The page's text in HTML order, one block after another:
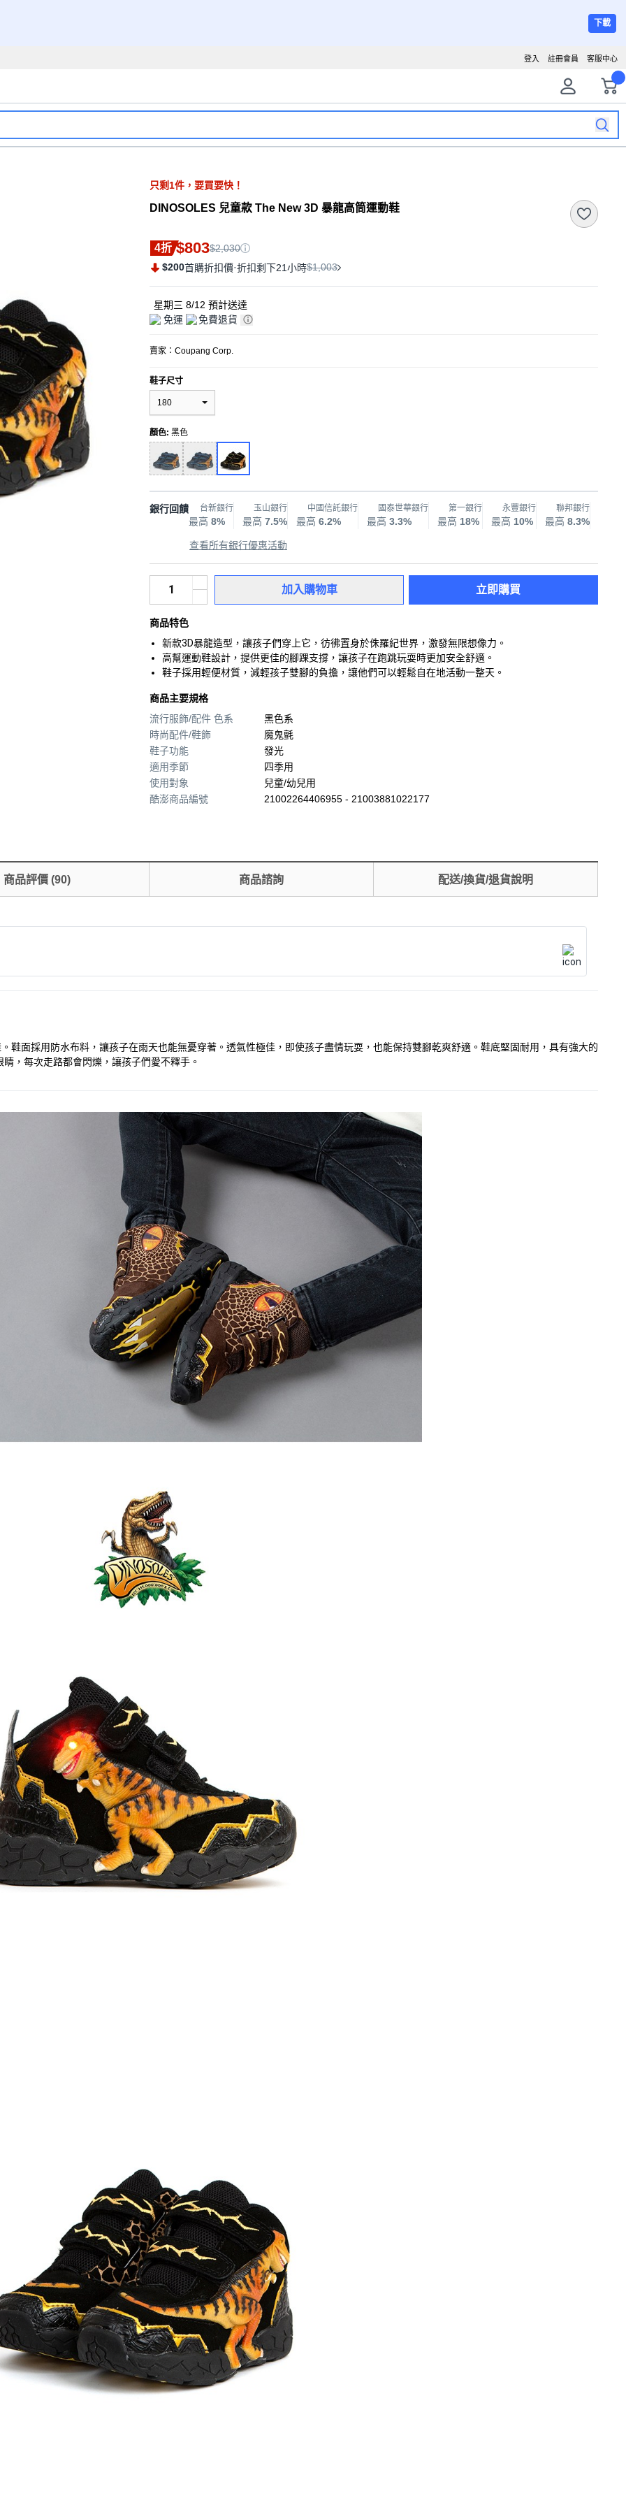
下載
客服中心
註冊會員
登入
只剩1件， 要買要快！
DINOSOLES 兒童款 The New 3D 暴龍高筒運動鞋
4折 $803$2,030
$200首購折扣價·折扣剩下21小時$1,003
星期三 8/12 預計送達
免運
免費退貨
賣家： Coupang Corp.
鞋子尺寸
180
顏色: 黑色
銀行回饋 台新銀行
最高 8%
玉山銀行
最高 7.5%
中國信託銀行
最高 6.2%
國泰世華銀行
最高 3.3%
第一銀行
最高 18%
永豐銀行
最高 10%
聯邦銀行
最高 8.3%
查看所有銀行優惠活動
加入購物車 立即購買
商品特色
新款3D暴龍造型，讓孩子們穿上它，彷彿置身於侏羅紀世界，激發無限想像力。
高幫運動鞋設計，提供更佳的腳踝支撐，讓孩子在跑跳玩耍時更加安全舒適。
鞋子採用輕便材質，減輕孩子雙腳的負擔，讓他們可以輕鬆自在地活動一整天。
商品主要規格
流行服飾/配件 色系
黑色系
時尚配件/鞋飾
魔鬼氈
鞋子功能
發光
適用季節
四季用
使用對象
兒童/幼兒用
酷澎商品編號
21002264406955 - 21003881022177
商品評價 (90) 商品諮詢 配送/換貨/退貨說明
鞋面採用防水布料，讓孩子在雨天也能無憂穿著。透氣性極佳，即使孩子盡情玩耍，也能保持雙腳乾爽舒適。鞋底堅固耐用，具有強大的
，每次走路都會閃爍，讓孩子們愛不釋手。